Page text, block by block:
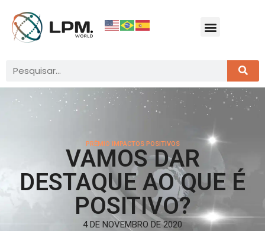
PRÊMIO IMPACTOS POSITIVOS
VAMOS DAR
DESTAQUE AO QUE É
POSITIVO?
4 DE NOVEMBRO DE 2020